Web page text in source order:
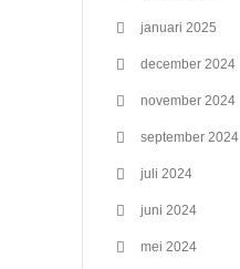
januari 2025
december 2024
november 2024
september 2024
juli 2024
juni 2024
mei 2024